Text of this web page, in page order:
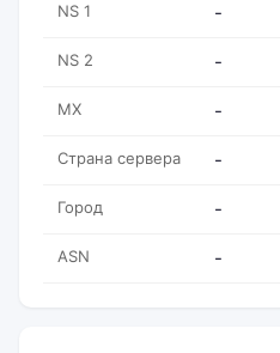
NS 1 -
NS 2 -
MX -
Страна сервера -
Город -
ASN -